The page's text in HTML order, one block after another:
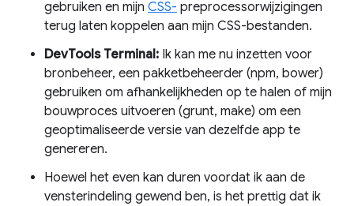
gebruiken en mijn CSS- preprocessorwijzigingen
terug laten koppelen aan mijn CSS-bestanden.
DevTools Terminal: Ik kan me nu inzetten voor
bronbeheer, een pakketbeheerder (npm, bower)
gebruiken om afhankelijkheden op te halen of mijn
bouwproces uitvoeren (grunt, make) om een ​​
geoptimaliseerde versie van dezelfde app te
genereren.
Hoewel het even kan duren voordat ik aan de
vensterindeling gewend ben, is het prettig dat ik